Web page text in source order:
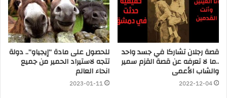
قصة رجلان تشاركا في جسد واحد
..ما لا تعرفه عن قصة القزم سمير
والشاب الأعمى
2022-12-04
للحصول على مادة “إيجياو”.. دولة
تتجه لاستيراد الحمير من جميع
انحاء العالم
2023-01-11